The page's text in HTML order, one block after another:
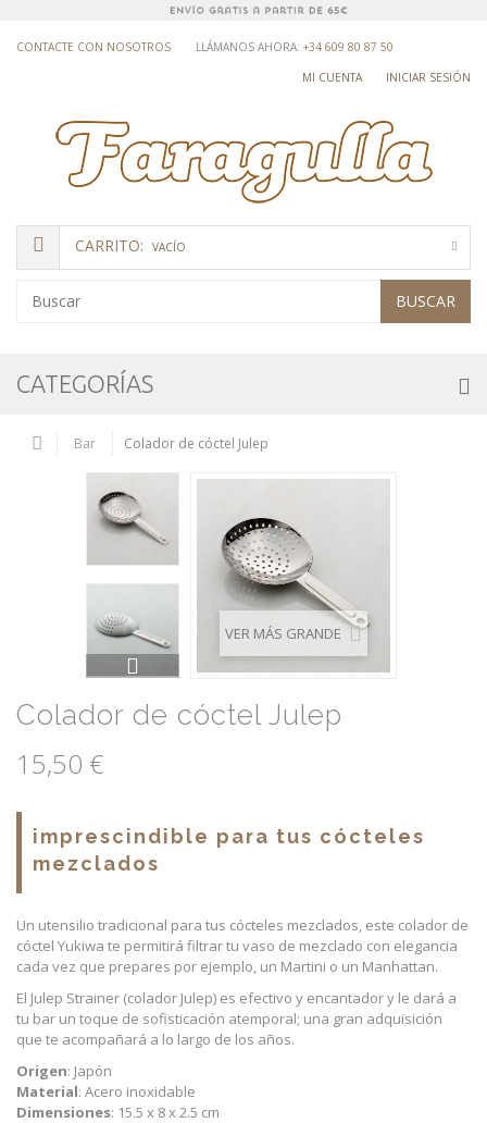
CONTACTE CON NOSOTROS LLÁMANOS AHORA: +34 609 80 87 50
INICIAR SESIÓN
MI CUENTA
CARRITO: VACÍO
BUSCAR
CATEGORÍAS
Bar Colador de cóctel Julep
VER MÁS GRANDE
Colador de cóctel Julep
15,50 €
imprescindible para tus cócteles
mezclados
Un utensilio tradicional para tus cócteles mezclados, este colador de
cóctel Yukiwa te permitirá filtrar tu vaso de mezclado con elegancia
cada vez que prepares por ejemplo, un Martini o un Manhattan.
El Julep Strainer (colador Julep) es efectivo y encantador y le dará a
tu bar un toque de sofisticación atemporal; una gran adquisición
que te acompañará a lo largo de los años.
Origen: Japón
Material: Acero inoxidable
Dimensiones: 15.5 x 8 x 2.5 cm